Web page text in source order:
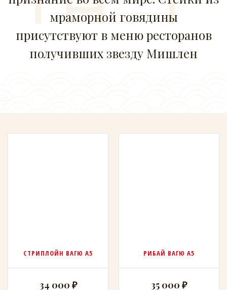
мраморной говядины
присутствуют в меню ресторанов
получивших звезду Мишлен
СТРИПЛОЙН ВАГЮ А5
34 000 ₽
РИБАЙ ВАГЮ А5
35 000 ₽